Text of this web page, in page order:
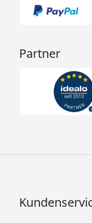
Partner